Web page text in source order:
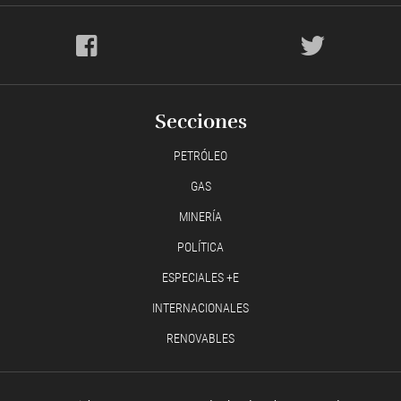
Secciones
PETRÓLEO
GAS
MINERÍA
POLÍTICA
ESPECIALES +E
INTERNACIONALES
RENOVABLES